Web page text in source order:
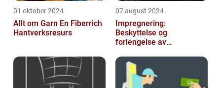
01 oktober 2024
Allt om Garn En Fiberrich
Hantverksresurs
07 august 2024
Impregnering:
Beskyttelse og
forlengelse av